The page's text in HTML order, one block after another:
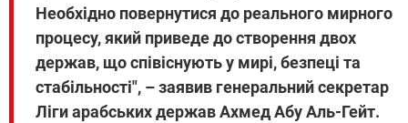
Необхідно повернутися до реального мирного
процесу, який приведе до створення двох
держав, що співіснують у мирі, безпеці та
стабільності", – заявив генеральний секретар
Ліги арабських держав Ахмед Абу Аль-Гейт.